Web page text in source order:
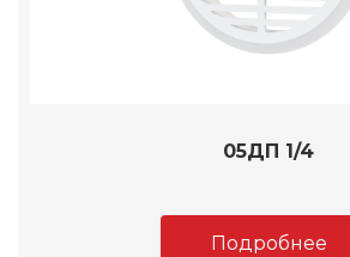
05ДП 1/4
Подробнее